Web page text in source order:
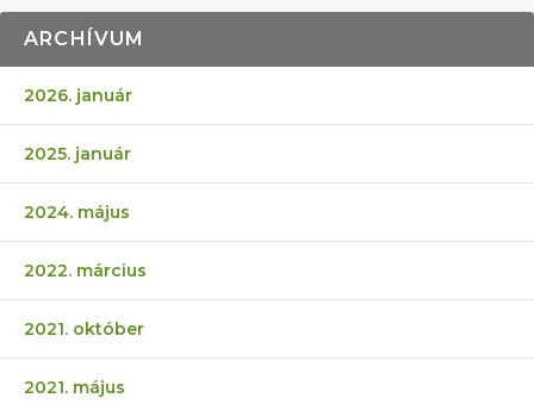
ARCHÍVUM
2026. január
2025. január
2024. május
2022. március
2021. október
2021. május